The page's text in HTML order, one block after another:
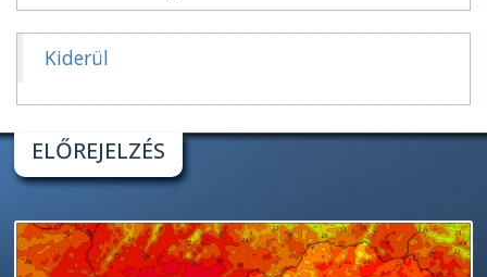
Kiderül
ELŐREJELZÉS